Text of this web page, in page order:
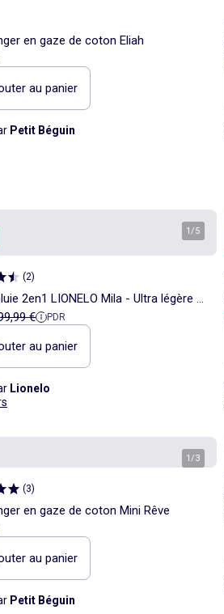
en gaze de coton Eliah
au panier
Petit Béguin
1/5
(2)
2en1 LIONELO Mila - Ultra légère -
4cm matelas - Sac inclus
de référence
€ PDR
au panier
Lionelo
1/3
(3)
en gaze de coton Mini Rêve
au panier
Petit Béguin